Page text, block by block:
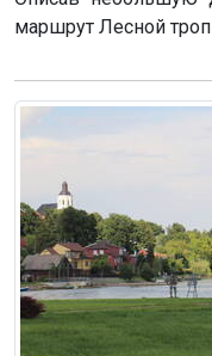
маршрут Лесной